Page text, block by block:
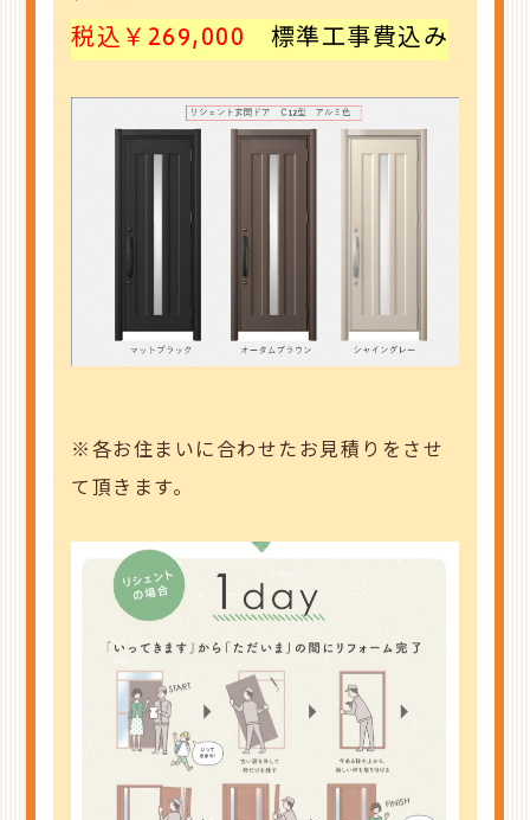
税込￥269,000 標準工事費込み
※各お住まいに合わせたお見積りをさせ
て頂きます。